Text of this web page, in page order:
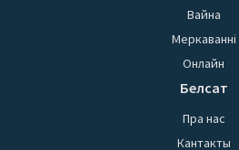
Вайна
Меркаванні
Онлайн
Белсат
Пра нас
Кантакты